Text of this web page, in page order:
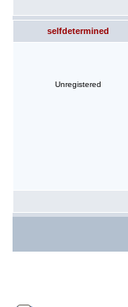
selfdetermined
Unregistered